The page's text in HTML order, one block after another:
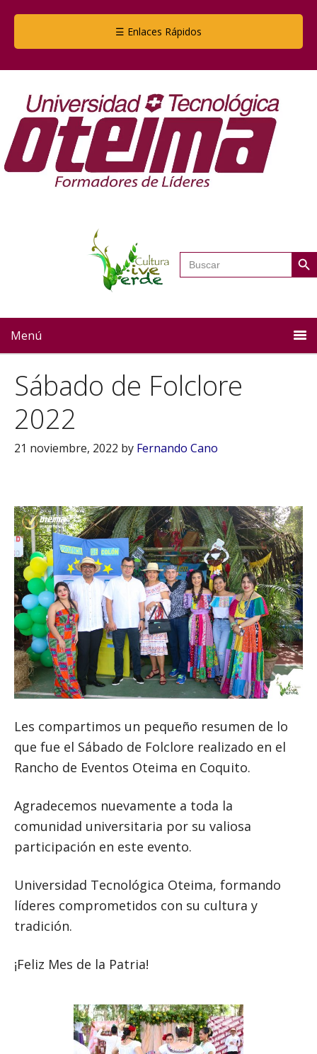
☰ Enlaces Rápidos
Buscar: Botón
Menú
Sábado de Folclore
2022
21 noviembre, 2022 by Fernando Cano
Les compartimos un pequeño resumen de lo
que fue el Sábado de Folclore realizado en el
Rancho de Eventos Oteima en Coquito.
Agradecemos nuevamente a toda la
comunidad universitaria por su valiosa
participación en este evento.
Universidad Tecnológica Oteima, formando
líderes comprometidos con su cultura y
tradición.
¡Feliz Mes de la Patria!